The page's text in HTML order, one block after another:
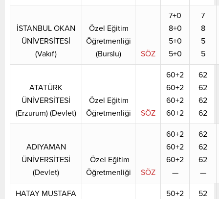
İSTANBUL OKAN
ÜNİVERSİTESİ
(Vakıf)
Özel Eğitim
Öğretmenliği
(Burslu)
SÖZ
7+0
8+0
5+0
5+0
7
8
5
5
ATATÜRK
ÜNİVERSİTESİ
(Erzurum) (Devlet)
Özel Eğitim
Öğretmenliği
SÖZ
60+2
60+2
60+2
60+2
62
62
62
62
ADIYAMAN
ÜNİVERSİTESİ
(Devlet)
Özel Eğitim
Öğretmenliği
SÖZ
60+2
60+2
60+2
—
62
62
62
—
HATAY MUSTAFA
50+2
52